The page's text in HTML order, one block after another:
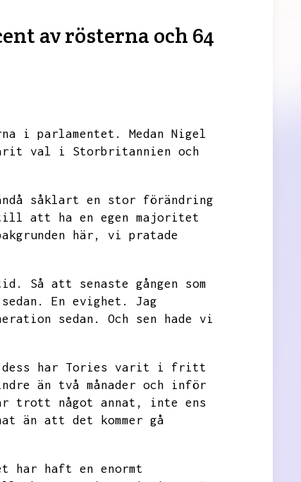
av rösterna och 64
i parlamentet.
Medan Nigel
val i Storbritannien och
såklart en stor förändring
till att ha en egen majoritet
här,
vi pratade
Så att senaste gången som
En evighet.
Jag
sedan.
Och sen hade vi
dess har Tories varit i fritt
än två månader och inför
trott något annat,
inte ens
än att det kommer gå
har haft en enormt